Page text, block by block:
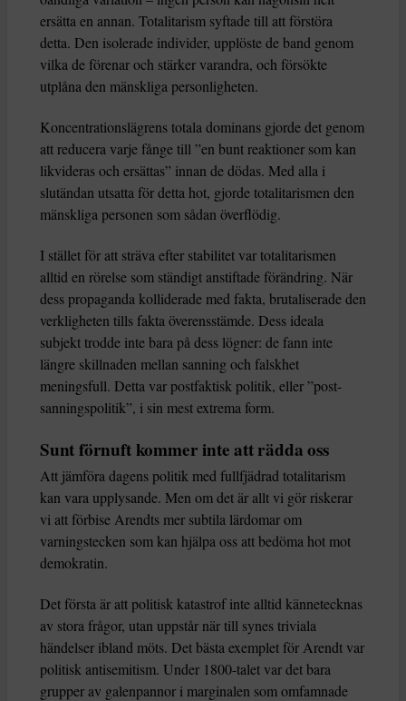
ersätta en annan. Totalitarism syftade till att förstöra
detta. Den isolerade individer, upplöste de band genom
vilka de förenar och stärker varandra, och försökte
utplåna den mänskliga personligheten.
Koncentrationslägrens totala dominans gjorde det genom
att reducera varje fånge till ”en bunt reaktioner som kan
likvideras och ersättas” innan de dödas. Med alla i
slutändan utsatta för detta hot, gjorde totalitarismen den
mänskliga personen som sådan överflödig.
I stället för att sträva efter stabilitet var totalitarismen
alltid en rörelse som ständigt anstiftade förändring. När
dess propaganda kolliderade med fakta, brutaliserade den
verkligheten tills fakta överensstämde. Dess ideala
subjekt trodde inte bara på dess lögner: de fann inte
längre skillnaden mellan sanning och falskhet
meningsfull. Detta var postfaktisk politik, eller ”post-
sanningspolitik”, i sin mest extrema form.
Sunt förnuft kommer inte att rädda oss
Att jämföra dagens politik med fullfjädrad totalitarism
kan vara upplysande. Men om det är allt vi gör riskerar
vi att förbise Arendts mer subtila lärdomar om
varningstecken som kan hjälpa oss att bedöma hot mot
demokratin.
Det första är att politisk katastrof inte alltid kännetecknas
av stora frågor, utan uppstår när till synes triviala
händelser ibland möts. Det bästa exemplet för Arendt var
politisk antisemitism. Under 1800-talet var det bara
grupper av galenpannor i marginalen som omfamnade